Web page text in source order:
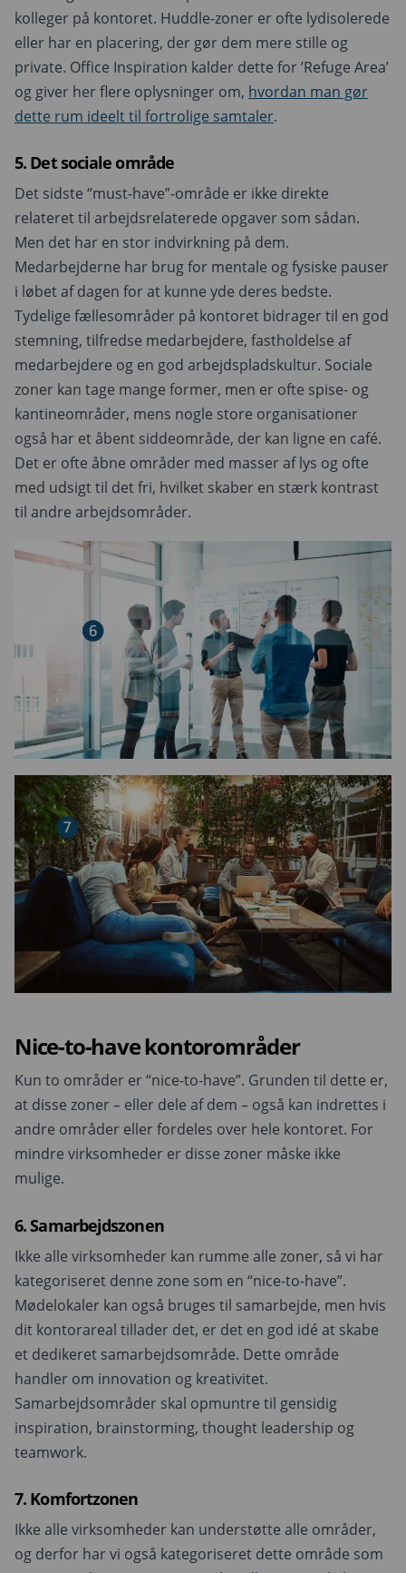
kolleger på kontoret. Huddle-zoner er ofte lydisolerede
eller har en placering, der gør dem mere stille og
private. Office Inspiration kalder dette for ’Refuge Area’
og giver her flere oplysninger om, hvordan man gør
dette rum ideelt til fortrolige samtaler.
5. Det sociale område
Det sidste “must-have”-område er ikke direkte
relateret til arbejdsrelaterede opgaver som sådan.
Men det har en stor indvirkning på dem.
Medarbejderne har brug for mentale og fysiske pauser
i løbet af dagen for at kunne yde deres bedste.
Tydelige fællesområder på kontoret bidrager til en god
stemning, tilfredse medarbejdere, fastholdelse af
medarbejdere og en god arbejdspladskultur. Sociale
zoner kan tage mange former, men er ofte spise- og
kantineområder, mens nogle store organisationer
også har et åbent siddeområde, der kan ligne en café.
Det er ofte åbne områder med masser af lys og ofte
med udsigt til det fri, hvilket skaber en stærk kontrast
til andre arbejdsområder.
Nice-to-have kontorområder
Kun to områder er “nice-to-have”. Grunden til dette er,
at disse zoner – eller dele af dem – også kan indrettes i
andre områder eller fordeles over hele kontoret. For
mindre virksomheder er disse zoner måske ikke
mulige.
6. Samarbejdszonen
Ikke alle virksomheder kan rumme alle zoner, så vi har
kategoriseret denne zone som en “nice-to-have”.
Mødelokaler kan også bruges til samarbejde, men hvis
dit kontorareal tillader det, er det en god idé at skabe
et dedikeret samarbejdsområde. Dette område
handler om innovation og kreativitet.
Samarbejdsområder skal opmuntre til gensidig
inspiration, brainstorming, thought leadership og
teamwork.
7. Komfortzonen
Ikke alle virksomheder kan understøtte alle områder,
og derfor har vi også kategoriseret dette område som